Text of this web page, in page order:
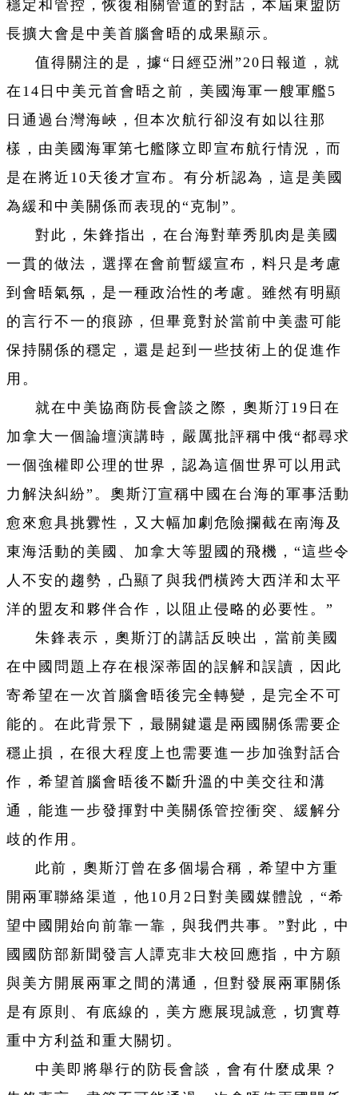
穩定和管控，恢復相關管道的對話，本屆東盟防
長擴大會是中美首腦會晤的成果顯示。
值得關注的是，據“日經亞洲”20日報道，就
在14日中美元首會晤之前，美國海軍一艘軍艦5
日通過台灣海峽，但本次航行卻沒有如以往那
樣，由美國海軍第七艦隊立即宣布航行情況，而
是在將近10天後才宣布。有分析認為，這是美國
為緩和中美關係而表現的“克制”。
對此，朱鋒指出，在台海對華秀肌肉是美國
一貫的做法，選擇在會前暫緩宣布，料只是考慮
到會晤氣氛，是一種政治性的考慮。雖然有明顯
的言行不一的痕跡，但畢竟對於當前中美盡可能
保持關係的穩定，還是起到一些技術上的促進作
用。
就在中美協商防長會談之際，奧斯汀19日在
加拿大一個論壇演講時，嚴厲批評稱中俄“都尋求
一個強權即公理的世界，認為這個世界可以用武
力解決糾紛”。奧斯汀宣稱中國在台海的軍事活動
愈來愈具挑釁性，又大幅加劇危險攔截在南海及
東海活動的美國、加拿大等盟國的飛機，“這些令
人不安的趨勢，凸顯了與我們橫跨大西洋和太平
洋的盟友和夥伴合作，以阻止侵略的必要性。”
朱鋒表示，奧斯汀的講話反映出，當前美國
在中國問題上存在根深蒂固的誤解和誤讀，因此
寄希望在一次首腦會晤後完全轉變，是完全不可
能的。在此背景下，最關鍵還是兩國關係需要企
穩止損，在很大程度上也需要進一步加強對話合
作，希望首腦會晤後不斷升溫的中美交往和溝
通，能進一步發揮對中美關係管控衝突、緩解分
歧的作用。
此前，奧斯汀曾在多個場合稱，希望中方重
開兩軍聯絡渠道，他10月2日對美國媒體說，“希
望中國開始向前靠一靠，與我們共事。”對此，中
國國防部新聞發言人譚克非大校回應指，中方願
與美方開展兩軍之間的溝通，但對發展兩軍關係
是有原則、有底線的，美方應展現誠意，切實尊
重中方利益和重大關切。
中美即將舉行的防長會談，會有什麼成果？